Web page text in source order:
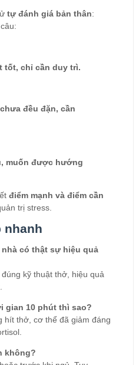
tự đánh giá bản thân:
tốt, chỉ cần duy trì.
đều đặn, cần
muốn được hướng
điểm mạnh và điểm cần
trị stress.
nhanh
có thật sự hiệu quả
kỹ thuật thở, hiệu quả
gian 10 phút thì sao?
hít thở, cơ thể đã giảm đáng
không?